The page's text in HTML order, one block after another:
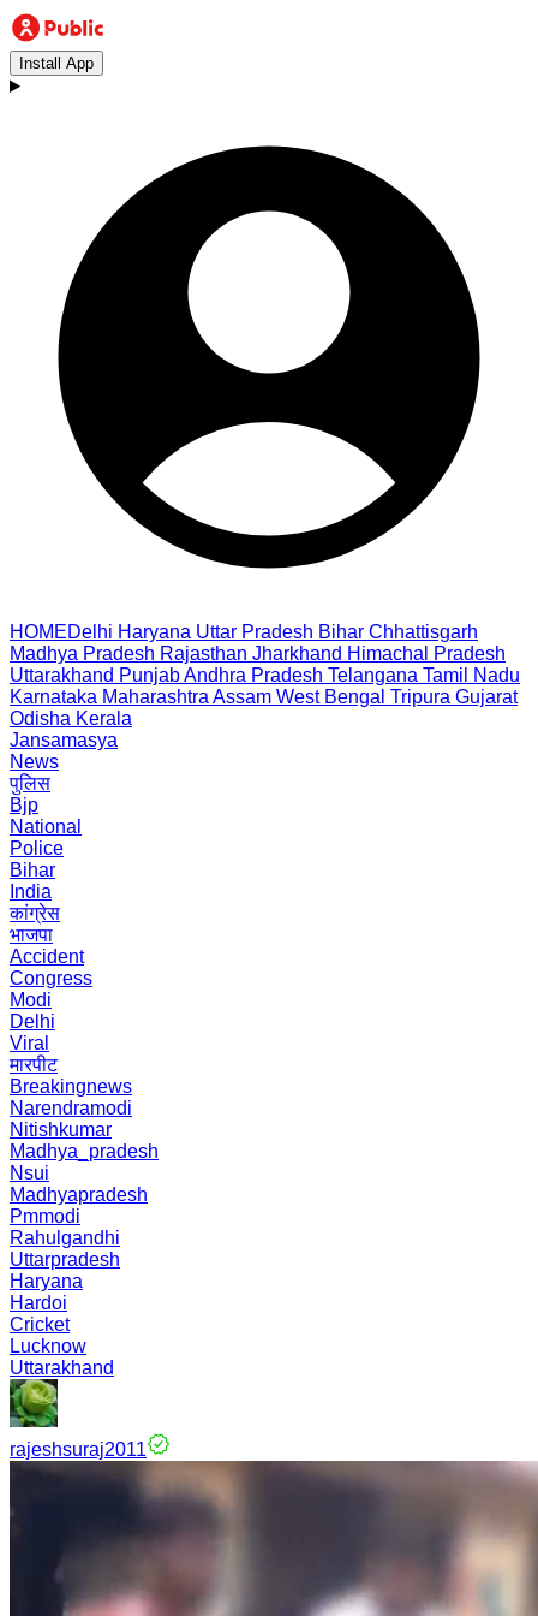
Install App
HOMEDelhi Haryana Uttar Pradesh Bihar Chhattisgarh
Madhya Pradesh Rajasthan Jharkhand Himachal Pradesh
Uttarakhand PunjabAndhra Pradesh Telangana Tamil Nadu
Karnataka Maharashtra Assam West Bengal Tripura Gujarat
Odisha Kerala
Jansamasya
News
पुलिस
Bjp
National
Police
Bihar
India
कांग्रेस
भाजपा
Accident
Congress
Modi
Delhi
Viral
मारपीट
Breakingnews
Narendramodi
Nitishkumar
Madhya_pradesh
Nsui
Madhyapradesh
Pmmodi
Rahulgandhi
Uttarpradesh
Haryana
Hardoi
Cricket
Lucknow
Uttarakhand
rajeshsuraj2011